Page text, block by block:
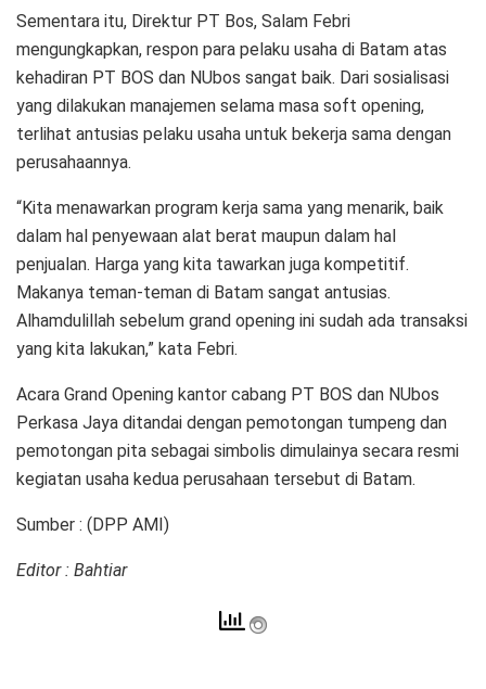
Sementara itu, Direktur PT Bos, Salam Febri
mengungkapkan, respon para pelaku usaha di Batam atas
kehadiran PT BOS dan NUbos sangat baik. Dari sosialisasi
yang dilakukan manajemen selama masa soft opening,
terlihat antusias pelaku usaha untuk bekerja sama dengan
perusahaannya.
“Kita menawarkan program kerja sama yang menarik, baik
dalam hal penyewaan alat berat maupun dalam hal
penjualan. Harga yang kita tawarkan juga kompetitif.
Makanya teman-teman di Batam sangat antusias.
Alhamdulillah sebelum grand opening ini sudah ada transaksi
yang kita lakukan,” kata Febri.
Acara Grand Opening kantor cabang PT BOS dan NUbos
Perkasa Jaya ditandai dengan pemotongan tumpeng dan
pemotongan pita sebagai simbolis dimulainya secara resmi
kegiatan usaha kedua perusahaan tersebut di Batam.
Sumber : (DPP AMI)
Editor : Bahtiar